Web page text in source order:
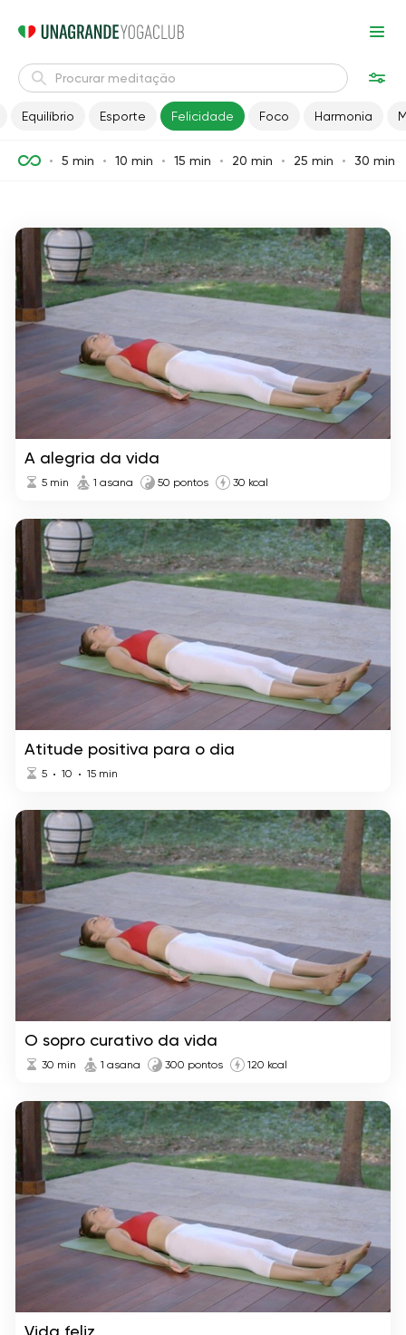
Equilíbrio Esporte Felicidade Foco Harmonia
5 min 10 min 15 min 20 min 25 min 30 min
A alegria da vida
5 min 1 asana 50 pontos 30 kcal
Atitude positiva para o dia
5 10 15 min
O sopro curativo da vida
30 min 1 asana 300 pontos 120 kcal
Vida feliz